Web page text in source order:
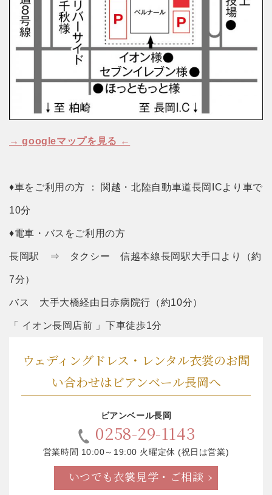
→ googleマップを見る ←
♦車をご利用の方 ： 関越・北陸自動車道長岡ICより車で
10分
♦電車・バスをご利用の方
長岡駅 ⇒ タクシー 信越本線長岡駅大手口より（約
7分）
バス 大手大橋経由日赤病院行（約10分）
「 イオン長岡店前 」下車徒歩1分
ウェディングドレス・レンタル衣裳のお問
い合わせはビアンベール長岡へ
ビアンベール長岡
0258-29-1143
営業時間 10:00～19:00 火曜定休 (祝日は営業)
いつでも衣裳見学・ご相談